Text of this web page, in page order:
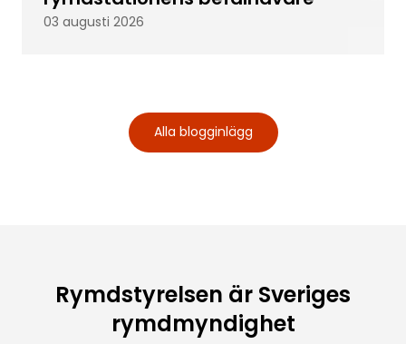
03 augusti 2026
Alla blogginlägg
Rymdstyrelsen är Sveriges
rymdmyndighet